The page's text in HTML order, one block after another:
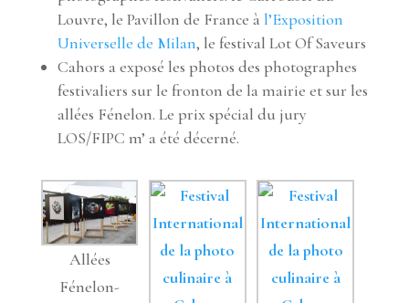
Louvre, le Pavillon de France àl’Exposition
Universelle de Milan, le festival Lot Of Saveurs
Cahors a exposé les photos des photographes
festivaliers sur le fronton de la mairie et sur les
allées Fénelon. Le prix spécial du jury
LOS/FIPC m’ a été décerné.
Allées
Fénelon-